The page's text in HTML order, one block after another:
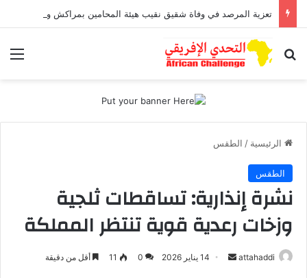
بحث عن
الرئيسية / الطقس
الطقس
نشرة إنذارية: تساقطات ثلجية
وزخات رعدية قوية تنتظر المملكة
attahaddi 14 يناير 2026 0
11 أقل من دقيقة